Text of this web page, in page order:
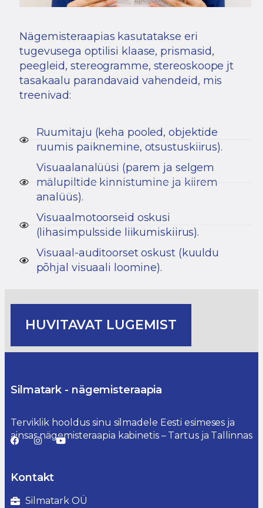
Nägemisteraapias kasutatakse eri
tugevusega optilisi klaase, prismasid,
peegleid, stereogramme, stereoskoope jt
tasakaalu parandavaid vahendeid, mis
treenivad:
Ruumitaju (keha pooled, objektide
ruumis paiknemine, otsustuskiirus).
Visuaalanalüüsi (parem ja selgem
mälupiltide kinnistumine ja kiirem
analüüs).
Visuaalmotoorseid oskusi
(lihasimpulsside liikumiskiirus).
Visuaal-auditoorset oskust (kuuldu
põhjal visuaali loomine).
HUVITAVAT LUGEMIST
Silmatark - nägemisteraapia
Terviklik hooldus sinu silmadele Eesti esimeses ja
ainsas nägemisteraapia kabinetis – Tartus ja Tallinnas
Kontakt
Silmatark OÜ